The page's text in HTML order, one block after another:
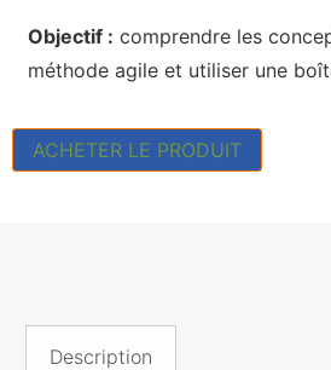
Objectif : comprendre les
méthode agile et utiliser une
ACHETER LE PRODUIT
Description